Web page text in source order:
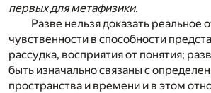
первых для метафизики.
Разве нельзя доказать реальное
чувственности в способности
рассудка, восприятия от понятия;
быть изначально связаны с
пространства и времени и в этом